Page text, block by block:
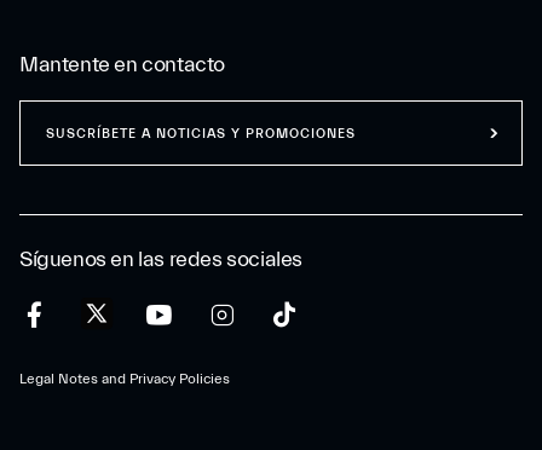
Síguenos en las redes sociales
Legal Notes and Privacy Policies
Mantente en contacto
SUSCRÍBETE A NOTICIAS Y PROMOCIONES